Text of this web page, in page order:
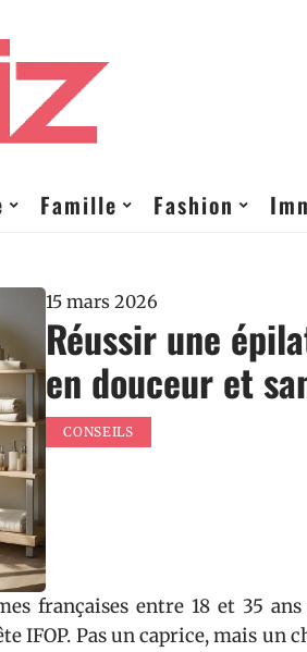
Famille Fashion
15 mars 2026
Réussir une
en douceur et
CONSEILS
françaises entre 18 et 35
IFOP. Pas un caprice, mais un